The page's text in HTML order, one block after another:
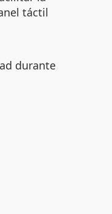
táctil
durante